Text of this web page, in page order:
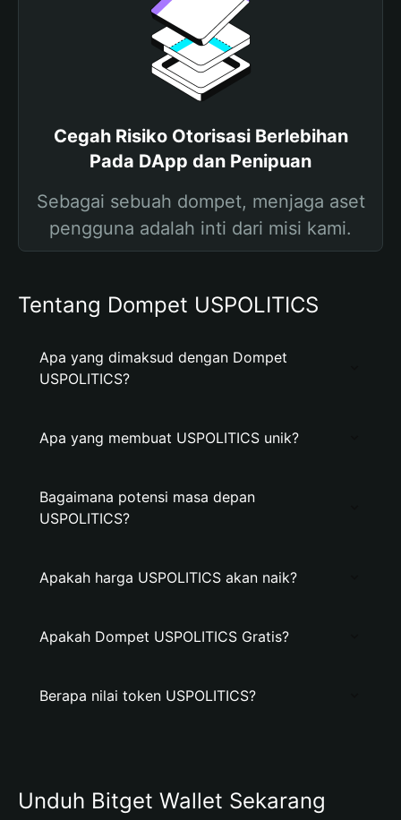
Cegah Risiko Otorisasi Berlebihan
Pada DApp dan Penipuan
Sebagai sebuah dompet, menjaga aset
pengguna adalah inti dari misi kami.
Tentang Dompet USPOLITICS
Apa yang dimaksud dengan Dompet
USPOLITICS?
Apa yang membuat USPOLITICS unik?
Bagaimana potensi masa depan
USPOLITICS?
Apakah harga USPOLITICS akan naik?
Apakah Dompet USPOLITICS Gratis?
Berapa nilai token USPOLITICS?
Unduh Bitget Wallet Sekarang